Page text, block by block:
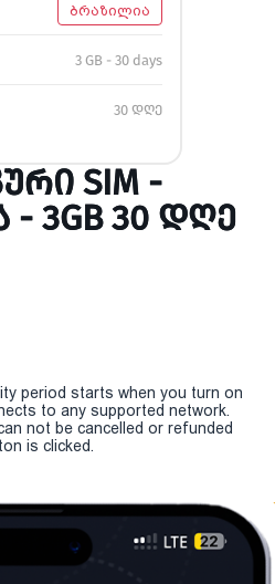
ბრაზილია
3 GB - 30 days
30 დღე
SIM -
3GB 30 ᲓᲦᲔ
period starts when you turn on
to any supported network.
not be cancelled or refunded
is clicked.